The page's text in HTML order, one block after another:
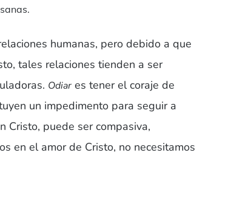
humanas, pero debido a que
tales relaciones tienden a ser
Odiar es tener el coraje de
un impedimento para seguir a
Cristo, puede ser compasiva,
en el amor de Cristo, no necesitamos